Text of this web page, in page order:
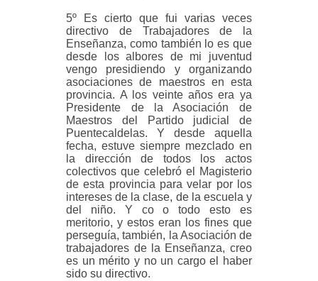
5º Es cierto que fui varias veces
directivo de Trabajadores de la
Enseñanza, como también lo es que
desde los albores de mi juventud
vengo presidiendo y organizando
asociaciones de maestros en esta
provincia. A los veinte años era ya
Presidente de la Asociación de
Maestros del Partido judicial de
Puentecaldelas. Y desde aquella
fecha, estuve siempre mezclado en
la dirección de todos los actos
colectivos que celebró el Magisterio
de esta provincia para velar por los
intereses de la clase, de la escuela y
del niño. Y co o todo esto es
meritorio, y estos eran los fines que
perseguía, también, la Asociación de
trabajadores de la Enseñanza, creo
es un mérito y no un cargo el haber
sido su directivo.